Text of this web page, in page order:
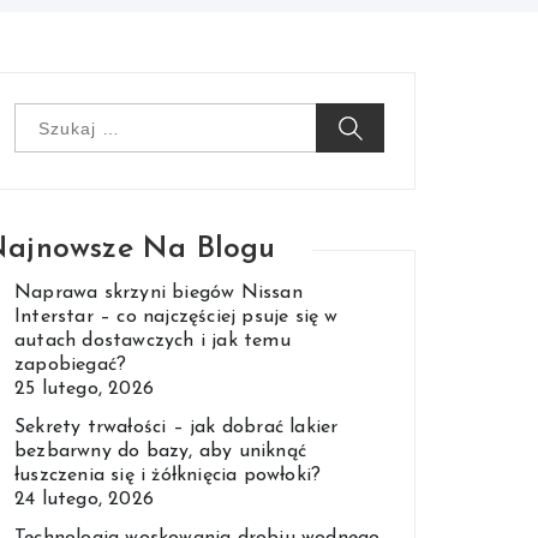
Na Blogu
Naprawa skrzyni biegów Nissan
Interstar – co najczęściej psuje się w
autach dostawczych i jak temu
zapobiegać?
25 lutego, 2026
Sekrety trwałości – jak dobrać lakier
bezbarwny do bazy, aby uniknąć
łuszczenia się i żółknięcia powłoki?
24 lutego, 2026